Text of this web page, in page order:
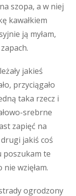
szopa, a w niej
kawałkiem
ją myłam,
jakieś
przyciągało
taka rzecz i
srebrne
zapięć na
jakiś coś
poszukam te
wzięłam.
ogrodzony